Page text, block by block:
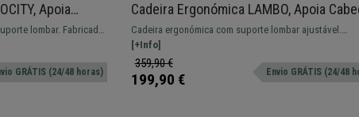
Apoia
lombar. Fabricada
qualidade.
GRÁTIS (24/48 horas)
Cadeira Ergonómica LAMBO, Apoia
Ajustável, Suporte Lombar, Comodidade,
Preto
Cadeira ergonómica com suporte lombar ajustável.
Adaptada para um uso intensivo de 8 horas graças ao
conforto que proporciona e qualidade. Envios em 24/48
[+Info]
359,90 €
199,90 € Envio GRÁTIS (24/48